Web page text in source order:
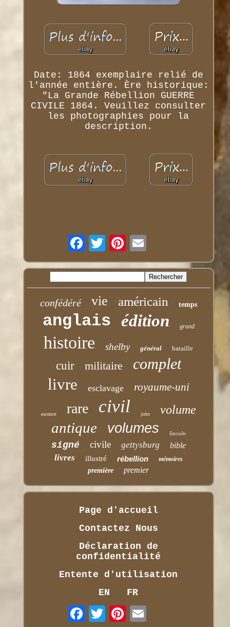
Date: 1864 exemplaire relié de
l'année entière. Ère historique:
"La Grande Rébellion GUERRE
CIVILE 1864. Veuillez consulter
les photographies pour la
description.
confédéré vie américain temps
anglais édition grand
histoire shelby général bataille
cuir militaire complet
livre esclavage royaume-uni
easton rare civil john volume
antique volumes lincoln
signé civile gettysburg bible
livres illustré rébellion mémoires
première premier
Page d'accueil
Contactez Nous
Déclaration de
confidentialité
Entente d'utilisation
EN
FR